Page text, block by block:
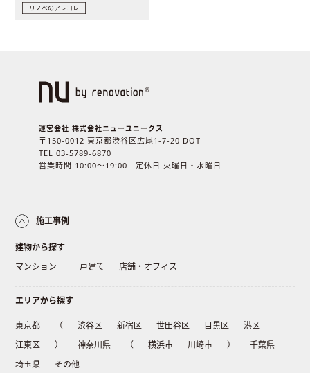
リノベのアレコレ
運営会社 株式会社ニューユニークス
〒150-0012 東京都渋谷区広尾1-7-20 DOT
TEL 03-5789-6870
営業時間 10:00〜19:00 定休日 火曜日・水曜日
施工事例
建物から探す
マンション
一戸建て 店舗・オフィス
エリアから探す
東京都 （ 渋谷区 新宿区 世田谷区 目黒区
港区
江東区
） 神奈川県 （ 横浜市 川崎市 ）
千葉県
埼玉県
その他